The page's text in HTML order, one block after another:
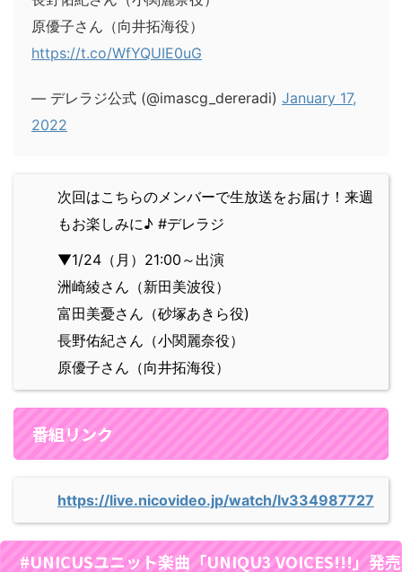
原優子さん（向井拓海役）
https://t.co/WfYQUIE0uG
— デレラジ公式 (@imascg_dereradi) January 17,
2022
次回はこちらのメンバーで生放送をお届け！来週
もお楽しみに♪ #デレラジ
▼1/24（月）21:00～出演
洲崎綾さん（新田美波役）
富田美憂さん（砂塚あきら役)
長野佑紀さん（小関麗奈役）
原優子さん（向井拓海役）
番組リンク
https://live.nicovideo.jp/watch/lv334987727
#UNICUSユニット楽曲「UNIQU3 VOICES!!!」発売